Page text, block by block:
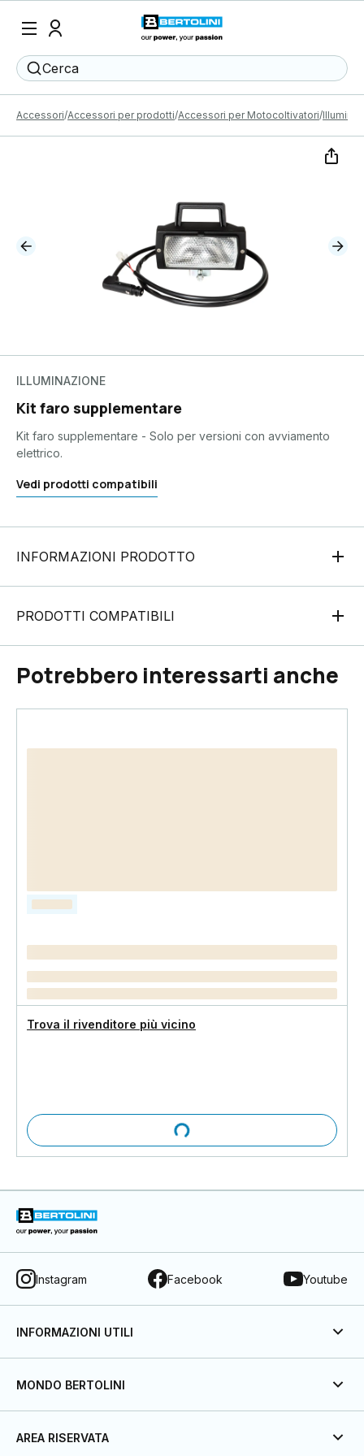
Cerca
Accessori Accessori per prodotti Accessori per Motocoltivatori
ILLUMINAZIONE
Kit faro supplementare
Kit faro supplementare - Solo per versioni con avviamento
elettrico.
Vedi prodotti compatibili
INFORMAZIONI PRODOTTO
PRODOTTI COMPATIBILI
Potrebbero interessarti anche
Trova il rivenditore più vicino
Instagram Facebook Youtube
INFORMAZIONI UTILI
MONDO BERTOLINI
AREA RISERVATA